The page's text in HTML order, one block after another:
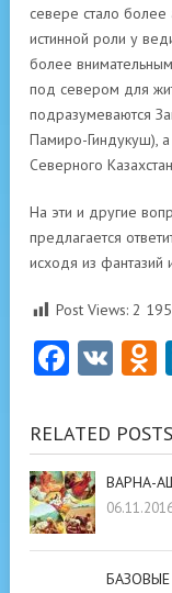
севере стало более
истинной роли у
более
под севером для
подразумеваются
Памиро-Гиндукуш),
Северного
На эти и другие
предлагается
исходя из фантазий
Post Views: 2 195
VK
RELATED POSTS
ВАРНА-